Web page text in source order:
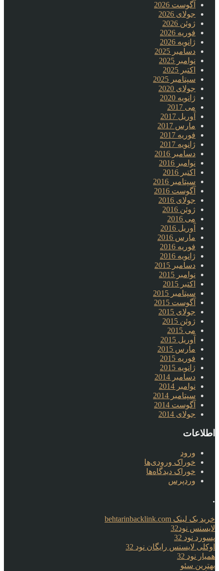
آگوست 2026
جولای 2026
ژوئن 2026
فوریه 2026
ژانویه 2026
دسامبر 2025
نوامبر 2025
اکتبر 2025
سپتامبر 2025
جولای 2020
ژانویه 2020
می 2017
آوریل 2017
مارس 2017
فوریه 2017
ژانویه 2017
دسامبر 2016
نوامبر 2016
اکتبر 2016
سپتامبر 2016
آگوست 2016
جولای 2016
ژوئن 2016
می 2016
آوریل 2016
مارس 2016
فوریه 2016
ژانویه 2016
دسامبر 2015
نوامبر 2015
اکتبر 2015
سپتامبر 2015
آگوست 2015
جولای 2015
ژوئن 2015
می 2015
آوریل 2015
مارس 2015
فوریه 2015
ژانویه 2015
دسامبر 2014
نوامبر 2014
سپتامبر 2014
آگوست 2014
جولای 2014
اطلاعات
ورود
خوراک ورودی‌ها
خوراک دیدگاه‌ها
وردپرس
.
خرید بک لینک behtarinbacklink.com
لایسنس نود32
پسورد نود 32
اوکلی لایسنس رایگان نود 32
همیار نود 32
بهترین سئو